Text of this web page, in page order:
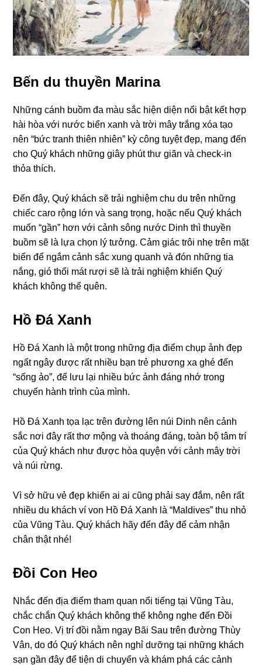
Bến du thuyền Marina
Những cánh buồm đa màu sắc hiện diện nổi bật kết hợp
hài hòa với nước biển xanh và trời mây trắng xóa tạo
nên “bức tranh thiên nhiên” kỳ công tuyệt đẹp, mang đến
cho Quý khách những giây phút thư giãn và check-in
thỏa thích.
Đến đây, Quý khách sẽ trải nghiệm chu du trên những
chiếc caro rộng lớn và sang trọng, hoặc nếu Quý khách
muốn “gần” hơn với cảnh sông nước Dinh thì thuyền
buồm sẽ là lựa chọn lý tưởng. Cảm giác trôi nhẹ trên mặt
biển để ngắm cảnh sắc xung quanh và đón những tia
nắng, gió thổi mát rượi sẽ là trải nghiệm khiến Quý
khách không thể quên.
Hồ Đá Xanh
Hồ Đá Xanh là một trong những địa điểm chụp ảnh đẹp
ngất ngây được rất nhiều bạn trẻ phương xa ghé đến
“sống ảo”, để lưu lại nhiều bức ảnh đáng nhớ trong
chuyến hành trình của mình.
Hồ Đá Xanh tọa lạc trên đường lên núi Dinh nên cảnh
sắc nơi đây rất thơ mộng và thoáng đáng, toàn bộ tâm trí
của Quý khách như được hòa quyện với cảnh mây trời
và núi rừng.
Vì sở hữu vẻ đẹp khiến ai ai cũng phải say đắm, nên rất
nhiều du khách ví von Hồ Đá Xanh là “Maldives” thu nhỏ
của Vũng Tàu. Quý khách hãy đến đây để cảm nhận
chân thật nhé!
Đồi Con Heo
Nhắc đến địa điểm tham quan nổi tiếng tại Vũng Tàu,
chắc chắn Quý khách không thể không nghe đến Đồi
Con Heo. Vị trí đồi nằm ngay Bãi Sau trên đường Thùy
Vân, do đó Quý khách nên nghỉ dưỡng tại những khách
sạn gần đây để tiện di chuyển và khám phá các cảnh